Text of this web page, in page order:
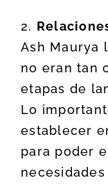
2.
Ash Maurya
no eran tan
etapas de
Lo
establecer
para poder